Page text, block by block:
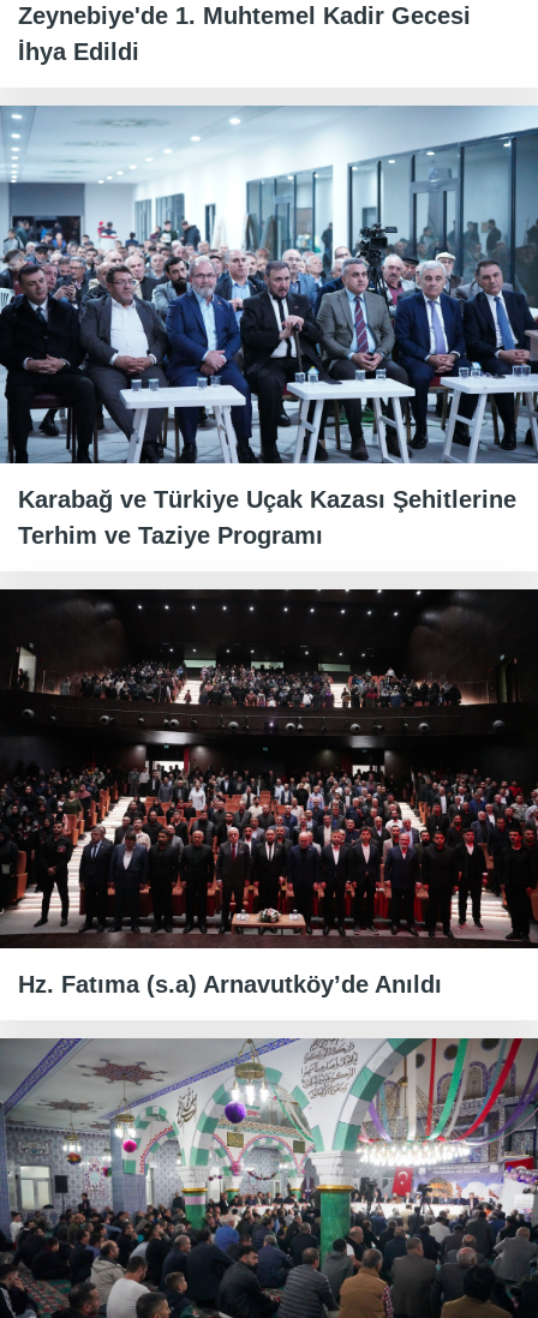
Zeynebiye'de 1. Muhtemel Kadir Gecesi
İhya Edildi
Karabağ ve Türkiye Uçak Kazası Şehitlerine
Terhim ve Taziye Programı
Hz. Fatıma (s.a) Arnavutköy’de Anıldı